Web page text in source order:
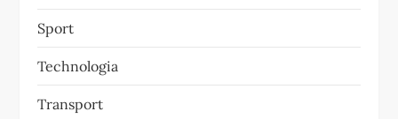
Sport
Technologia
Transport